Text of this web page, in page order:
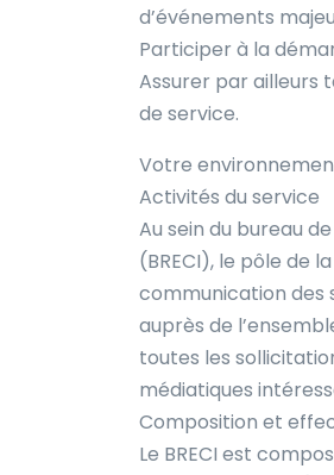
d’événements
Participer à la
Assurer par ailleurs
de service.
Votre
Activités du service
Au sein du bureau
(BRECI), le pôle de
communication des
auprès de
toutes les
médiatiques
Composition et
Le BRECI est